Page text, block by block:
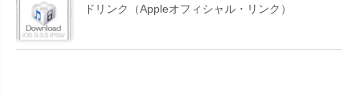
ドリンク（Appleオフィシャル・リンク）